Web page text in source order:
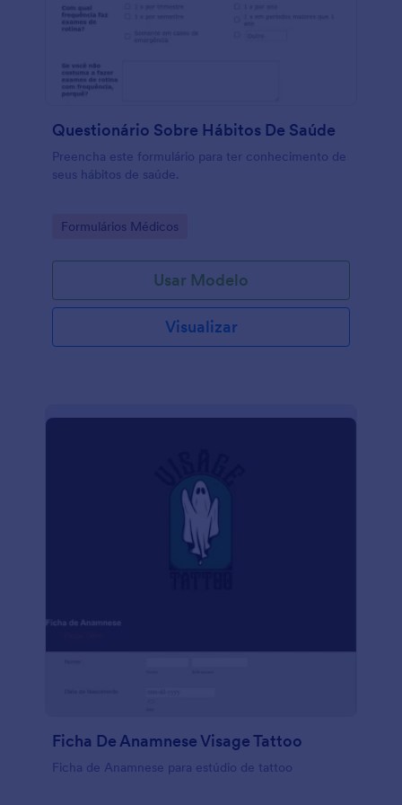
Questionário Sobre Hábitos De Saúde
Preencha este formulário para ter conhecimento de
seus hábitos de saúde.
Go to Category:
Formulários Médicos
Usar Modelo
Visualizar
Ficha De Anamnese Visage Tattoo
Ficha de Anamnese para estúdio de tattoo